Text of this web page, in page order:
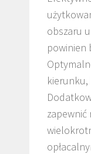
obszaru
powinien
kierunku,